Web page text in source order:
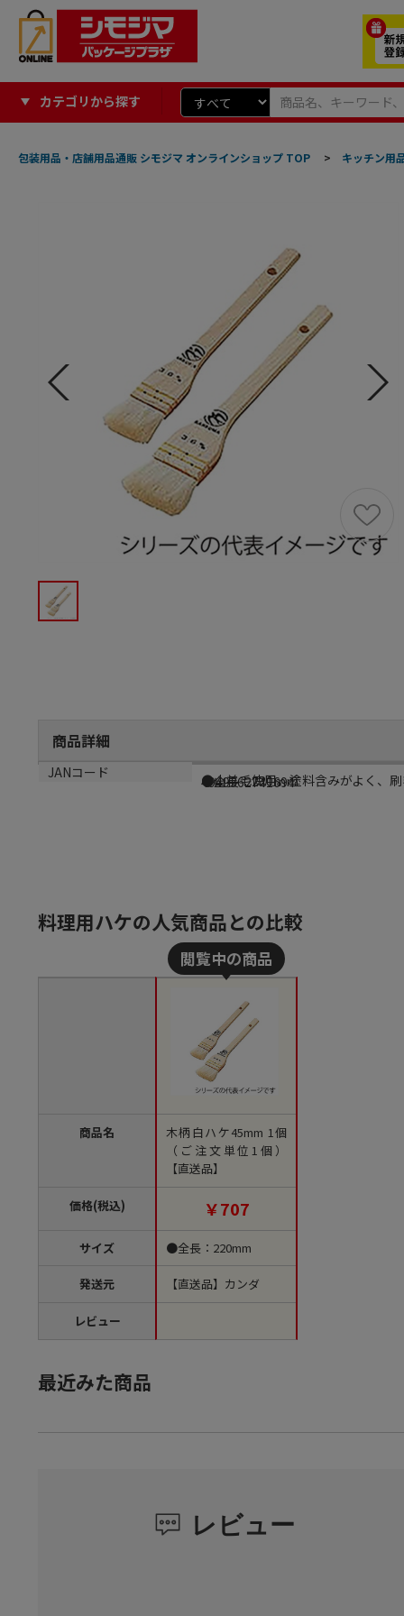
カテゴリから探す
包装用品・店舗用品通販 シモジマ オンラインショップ TOP > キッチン用
商品詳細
商品説明
●山羊毛使用。塗料含みがよく、
サイズ
●全長：220mm
JANコード
4949362741694
料理用ハケの人気商品との比較
商品名
価格(税込)
サイズ
発送元
レビュー
木柄白ハケ45mm 1個
（ご注文単位1個）
【直送品】
￥707
●全長：220mm
【直送品】カンダ
最近みた商品
レビュー